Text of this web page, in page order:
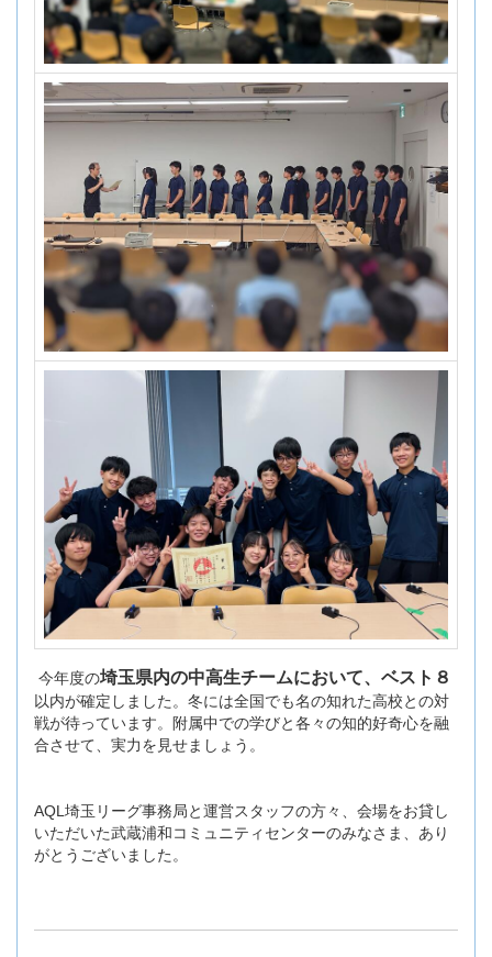
今年度の埼玉県内の中高生チームにおいて、ベスト８
以内が確定しました。冬には全国でも名の知れた高校との対
戦が待っています。附属中での学びと各々の知的好奇心を融
合させて、実力を見せましょう。
AQL埼玉リーグ事務局と運営スタッフの方々、会場をお貸し
いただいた武蔵浦和コミュニティセンターのみなさま、あり
がとうございました。